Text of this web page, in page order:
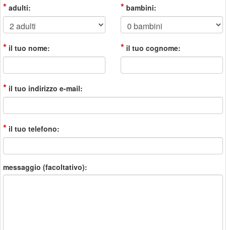
* adulti: * bambini:
* il tuo nome: * il tuo cognome:
* il tuo indirizzo e-mail:
* il tuo telefono:
messaggio (facoltativo):